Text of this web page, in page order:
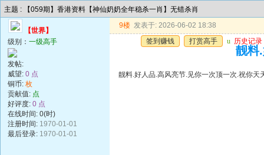
主题 : 【059期】香港资料【神仙奶奶全年稳杀一肖】无错杀肖
【世界】
级别： 一级高手
发帖:
威望: 0 点
铜币: 枚
贡献值: 点
好评度: 0 点
在线时间: 0(时)
注册时间: 1970-01-01
最后登录: 1970-01-01
9楼 发表于: 2026-06-02 18:38
签到赚钱
打赏高手 u 历史记录
靓料
靓料.好人品.高风亮节.见你一次顶一次.祝你天